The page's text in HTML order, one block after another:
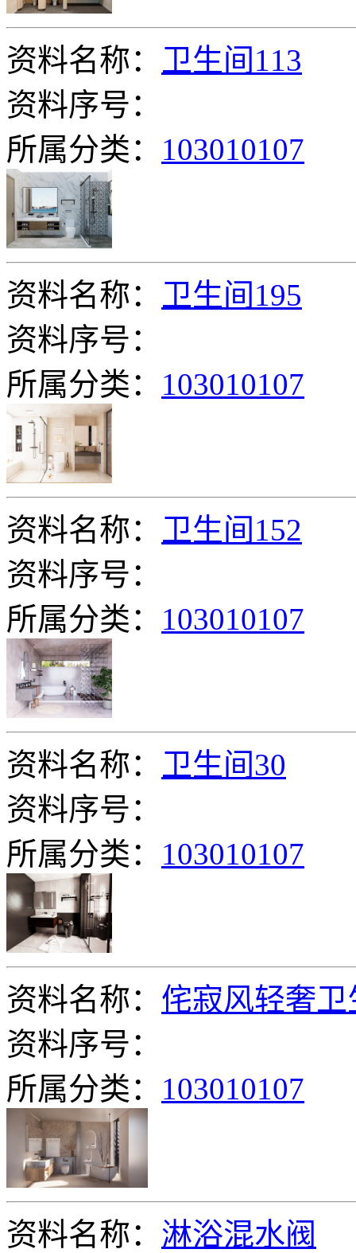
资料名称： 卫生间113
资料序号：
所属分类： 103010107
资料名称： 卫生间195
资料序号：
所属分类： 103010107
资料名称： 卫生间152
资料序号：
所属分类： 103010107
资料名称： 卫生间30
资料序号：
所属分类： 103010107
资料名称： 侘寂风轻奢卫
资料序号：
所属分类： 103010107
资料名称： 淋浴混水阀